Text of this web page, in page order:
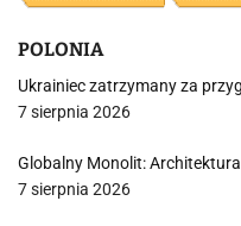
POLONIA
Ukrainiec zatrzymany za
7 sierpnia 2026
Globalny Monolit:
7 sierpnia 2026